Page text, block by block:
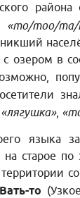
района
«то/тоо/та/
озером в
«лягушка»,
языка
старое
Вать-то